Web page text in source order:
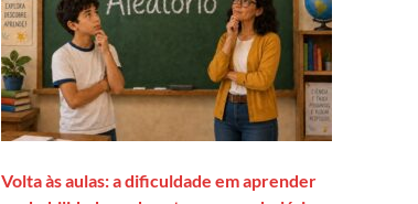
Volta às aulas: a dificuldade em aprender